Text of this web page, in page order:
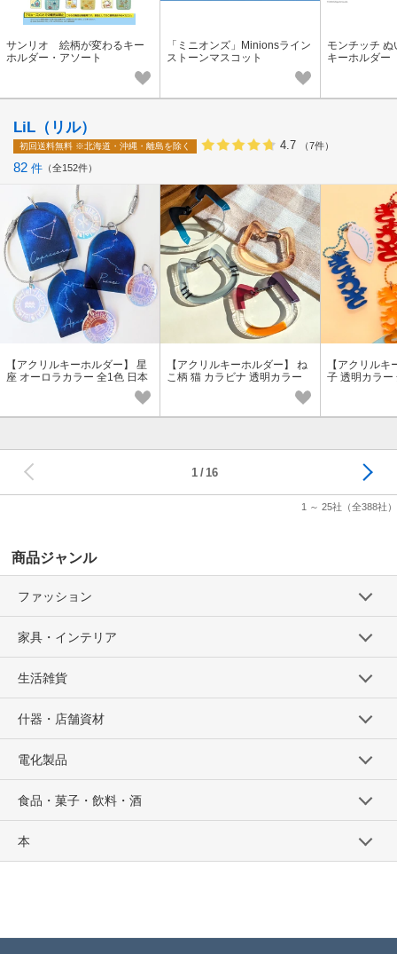
サンリオ 絵柄が変わるキー
ホルダー・アソート
「ミニオンズ」Minionsライン
ストーンマスコット
モンチッチ
キーホルダー
LiL（リル）
初回送料無料 ※北海道・沖縄・離島を除く 4.7 （7件）
82 件 全152件
【アクリルキーホルダー】 星
座 オーロラカラー 全1色 日本
【アクリルキーホルダー】 ね
こ柄 猫 カラビナ 透明カラー
全4色 oshikatsu 日本製/推し
【アクリル
子 透明カラー
1 ～ 25社 （全388社）
1 16
商品ジャンル
ファッション
家具・インテリア
生活雑貨
什器・店舗資材
電化製品
食品・菓子・飲料・酒
本